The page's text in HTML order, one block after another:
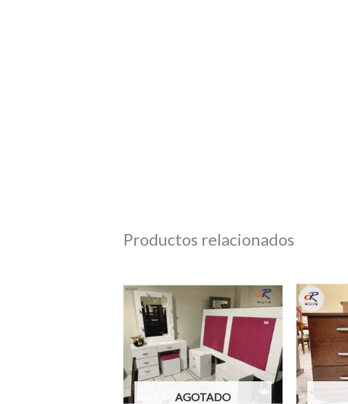
Productos relacionados
AGOTADO